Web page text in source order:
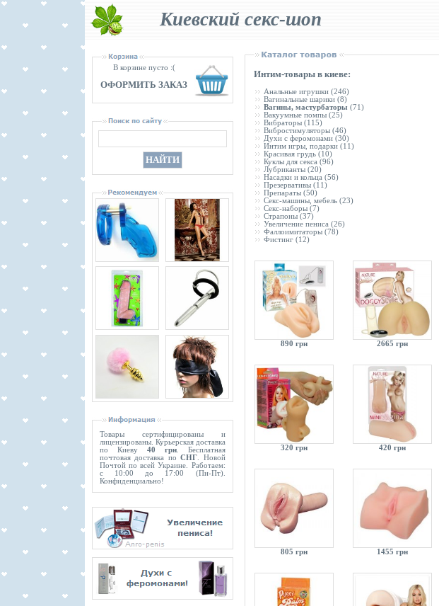
Киевский секс-шоп
В корзине пусто :(
ОФОРМИТЬ ЗАКАЗ
Товары сертифицированы и
лицензированы. Курьерская доставка
по Киеву 40 грн. Бесплатная
почтовая доставка по СНГ . Новой
Почтой по всей Украине. Работаем:
с 10:00 до 17:00 (Пн-Пт).
Конфиденциально!
Интим-товары в киеве:
Анальные игрушки(246)
Вагинальные шарики(8)
Вагины, мастурбаторы (71)
Вакуумные помпы(25)
Вибраторы(115)
Вибростимуляторы(46)
Духи с феромонами(30)
Интим игры, подарки(11)
Красивая грудь(10)
Куклы для секса (96)
Лубриканты(20)
Насадки и кольца (56)
Презервативы(11)
Препараты(50)
Секс-машины, мебель(23)
Секс-наборы(7)
Страпоны(37)
Увеличение пениса (26)
Фаллоимитаторы(78)
Фистинг(12)
890 грн 2665 грн
320 грн 420 грн
805 грн 1455 грн